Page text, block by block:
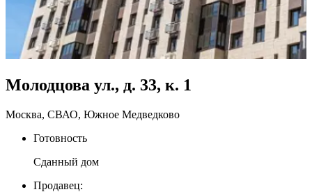
Молодцова ул., д. 33, к. 1
Москва, СВАО, Южное Медведково
Готовность
Сданный дом
Продавец: